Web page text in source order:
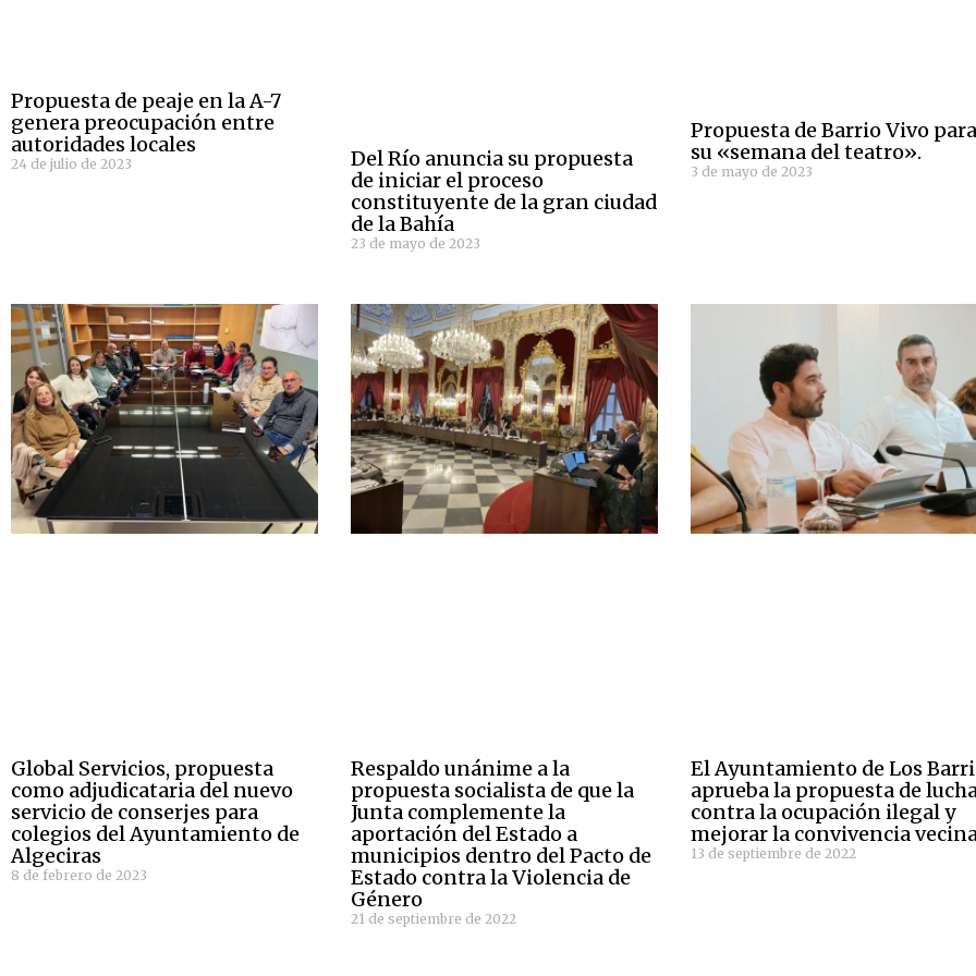
Propuesta de peaje en la A-7
genera preocupación entre
autoridades locales
24 de julio de 2023
Del Río anuncia su propuesta
de iniciar el proceso
constituyente de la gran ciudad
de la Bahía
23 de mayo de 2023
Propuesta de Barrio Vivo
su «semana del teatro».
3 de mayo de 2023
Global Servicios, propuesta
como adjudicataria del nuevo
servicio de conserjes para
colegios del Ayuntamiento de
Algeciras
8 de febrero de 2023
Respaldo unánime a la
propuesta socialista de que la
Junta complemente la
aportación del Estado a
municipios dentro del Pacto de
Estado contra la Violencia de
Género
21 de septiembre de 2022
El Ayuntamiento de Los
aprueba la propuesta de
contra la ocupación ilegal y
mejorar la convivencia
13 de septiembre de 2022